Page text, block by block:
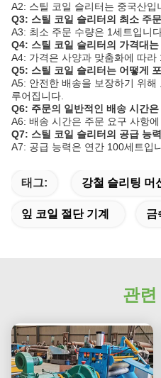
A2: 스틸 코일 슬리터는 중국산입
Q3: 스틸 코일 슬리터의 최소 주
A3: 최소 주문 수량은 1세트입니
Q4: 스틸 코일 슬리터의 가격대
A4: 가격은 사양과 맞춤화에 따라
Q5: 스틸 코일 슬리터는 어떻게
A5: 안전한 배송을 보장하기 위
루어집니다.
Q6: 주문의 일반적인 배송 시간
A6: 배송 시간은 주문 요구 사항
Q7: 스틸 코일 슬리터의 공급 능
A7: 공급 능력은 연간 100세트입
태그: 강철 슬리팅 머
잎 코일 절단 기계 금
관